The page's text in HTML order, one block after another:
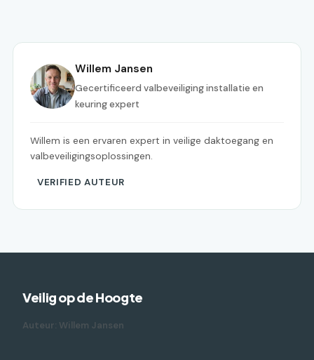
Willem Jansen
Gecertificeerd valbeveiliging installatie en
keuring expert
Willem is een ervaren expert in veilige daktoegang en
valbeveiligingsoplossingen.
VERIFIED AUTEUR
Veilig op de Hoogte
Auteur: Willem Jansen